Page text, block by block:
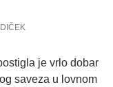
je vrlo dobar
saveza u lovnom